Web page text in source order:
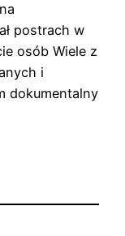
postrach w
osób Wiele z
i
dokumentalny